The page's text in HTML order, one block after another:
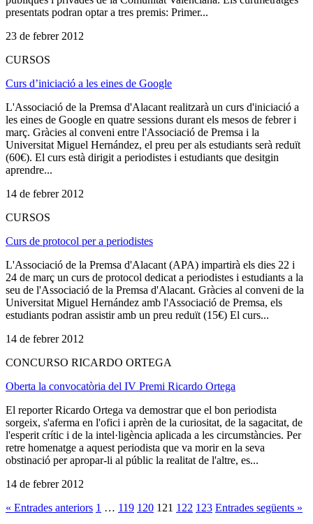
presentats podran optar a tres premis: Primer...
23 de febrer 2012
CURSOS
Curs d’iniciació a les eines de Google
L'Associació de la Premsa d'Alacant realitzarà un curs d'iniciació a
les eines de Google en quatre sessions durant els mesos de febrer i
març. Gràcies al conveni entre l'Associació de Premsa i la
Universitat Miguel Hernández, el preu per als estudiants serà reduït
(60€). El curs està dirigit a periodistes i estudiants que desitgin
aprendre...
14 de febrer 2012
CURSOS
Curs de protocol per a periodistes
L'Associació de la Premsa d'Alacant (APA) impartirà els dies 22 i
24 de març un curs de protocol dedicat a periodistes i estudiants a la
seu de l'Associació de la Premsa d'Alacant. Gràcies al conveni de la
Universitat Miguel Hernández amb l'Associació de Premsa, els
estudiants podran assistir amb un preu reduït (15€) El curs...
14 de febrer 2012
CONCURSO RICARDO ORTEGA
Oberta la convocatòria del IV Premi Ricardo Ortega
El reporter Ricardo Ortega va demostrar que el bon periodista
sorgeix, s'aferma en l'ofici i aprèn de la curiositat, de la sagacitat, de
l'esperit crític i de la intel·ligència aplicada a les circumstàncies. Per
retre homenatge a aquest periodista que va morir en la seva
obstinació per apropar-li al públic la realitat de l'altre, es...
14 de febrer 2012
« Entrades anteriors 1 … 119 120 121 122 123 Entrades següents »